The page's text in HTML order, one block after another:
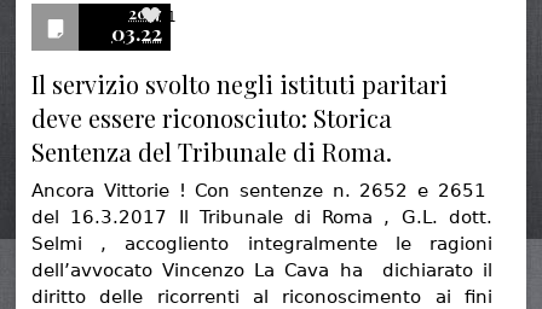
2017
03.22
1
Il servizio svolto negli istituti paritari
deve essere riconosciuto: Storica
Sentenza del Tribunale di Roma.
Ancora Vittorie ! Con sentenze n. 2652 e 2651
del 16.3.2017 Il Tribunale di Roma , G.L. dott.
Selmi , accogliento integralmente le ragioni
dell’avvocato Vincenzo La Cava ha dichiarato il
diritto delle ricorrenti al riconoscimento ai fini